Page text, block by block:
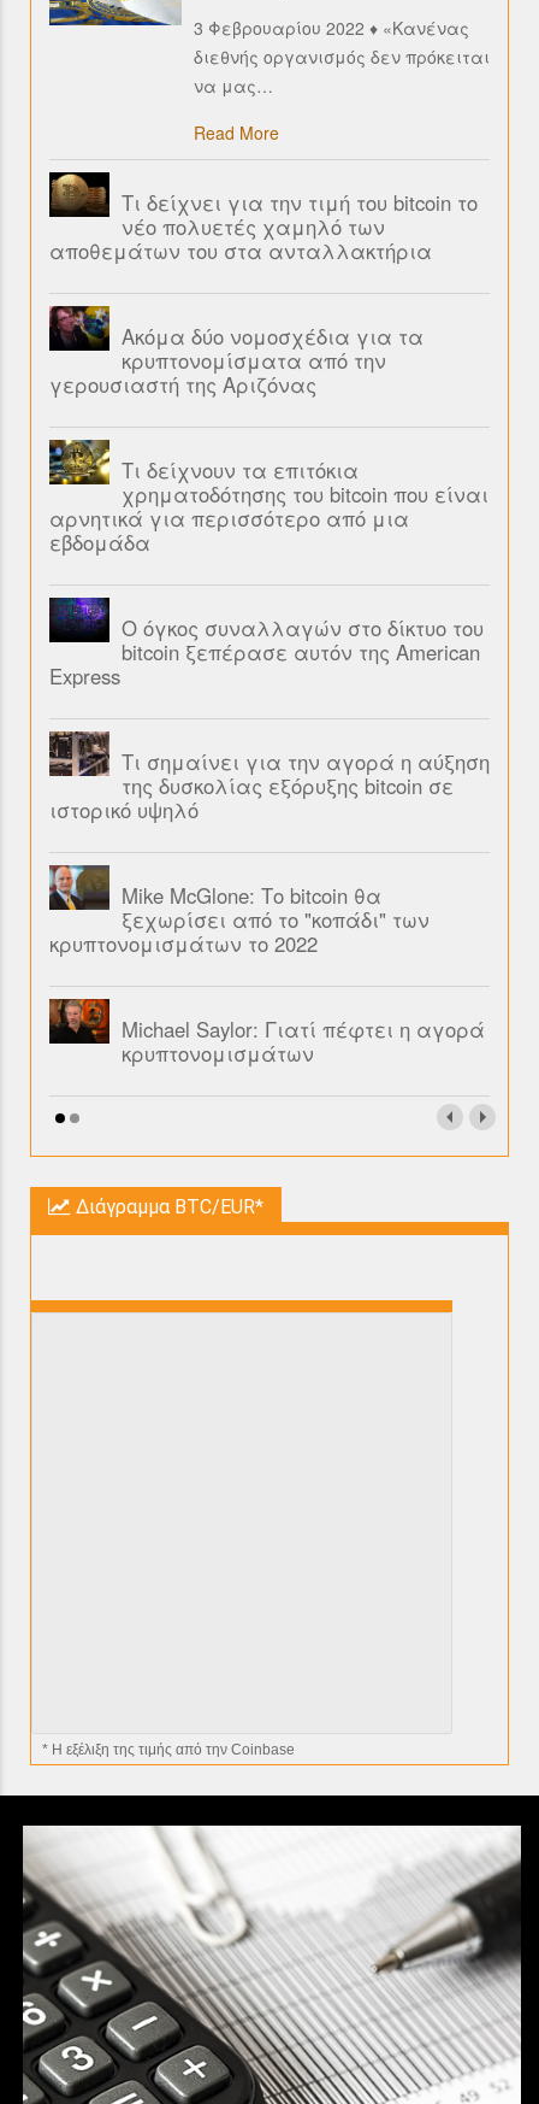
3 Φεβρουαρίου 2022 ♦ «Κανένας
διεθνής οργανισμός δεν πρόκειται
να μας…
Read More
Τι δείχνει για την τιμή του bitcoin το
νέο πολυετές χαμηλό των
αποθεμάτων του στα ανταλλακτήρια
Ακόμα δύο νομοσχέδια για τα
κρυπτονομίσματα από την
γερουσιαστή της Αριζόνας
Τι δείχνουν τα επιτόκια
χρηματοδότησης του bitcoin που είναι
αρνητικά για περισσότερο από μια
εβδομάδα
Ο όγκος συναλλαγών στο δίκτυο του
bitcoin ξεπέρασε αυτόν της American
Express
Τι σημαίνει για την αγορά η αύξηση
της δυσκολίας εξόρυξης bitcoin σε
ιστορικό υψηλό
Mike McGlone: Το bitcoin θα
ξεχωρίσει από το "κοπάδι" των
κρυπτονομισμάτων το 2022
Michael Saylor: Γιατί πέφτει η αγορά
κρυπτονομισμάτων
Διάγραμμα BTC/EUR*
* H εξέλιξη της τιμής από την Coinbase